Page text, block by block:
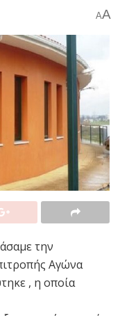
AA
την
Αγώνα
, η οποία